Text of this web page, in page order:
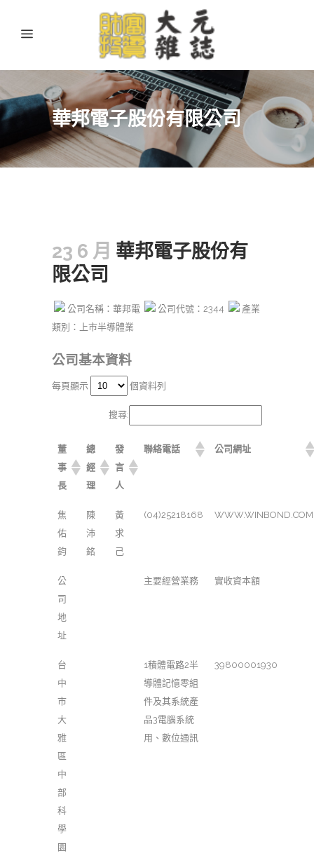
華邦電子股份有限公司
23 6 月 華邦電子股份有
限公司
公司名稱：華邦電 公司代號：2344
產業
類別：上市半導體業
公司基本資料
每頁顯示 個資料列
搜尋:
董
事
長
總
經
理
發
言
人
聯絡電話 公司網址
焦
佑
鈞
陳
沛
銘
黃
求
己
(04)25218168 WWW.WINBOND.COM
公
司
地
址
主要經營業務 實收資本額
台
中
市
大
雅
區
中
部
科
學
園
1積體電路2半
導體記憶零組
件及其系統產
品3電腦系統
用、數位通訊
39800001930